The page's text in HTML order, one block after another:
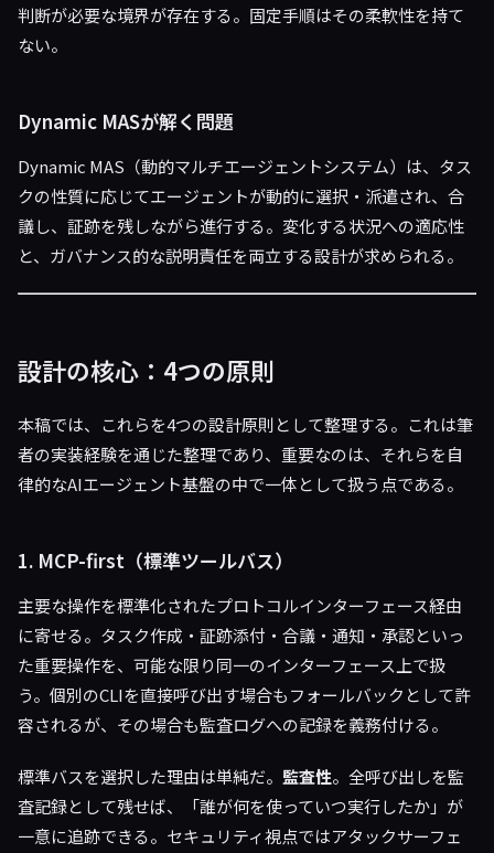
判断が必要な境界が存在する。固定手順はその柔軟性を持て
ない。
Dynamic MASが解く問題
Dynamic MAS（動的マルチエージェントシステム）は、タス
クの性質に応じてエージェントが動的に選択・派遣され、合
議し、証跡を残しながら進行する。変化する状況への適応性
と、ガバナンス的な説明責任を両立する設計が求められる。
設計の核心：4つの原則
本稿では、これらを4つの設計原則として整理する。これは筆
者の実装経験を通じた整理であり、重要なのは、それらを自
律的なAIエージェント基盤の中で一体として扱う点である。
1. MCP-first（標準ツールバス）
主要な操作を標準化されたプロトコルインターフェース経由
に寄せる。タスク作成・証跡添付・合議・通知・承認といっ
た重要操作を、可能な限り同一のインターフェース上で扱
う。個別のCLIを直接呼び出す場合もフォールバックとして許
容されるが、その場合も監査ログへの記録を義務付ける。
標準バスを選択した理由は単純だ。 監査性。全呼び出しを監
査記録として残せば、「誰が何を使っていつ実行したか」が
一意に追跡できる。セキュリティ視点ではアタックサーフェ